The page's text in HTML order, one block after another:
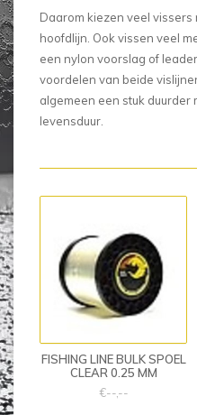
Daarom kiezen veel
hoofdlijn. Ook vissen veel
een nylon voorslag of
voordelen van beide
algemeen een stuk
levensduur.
FISHING LINE BULK SPOEL
CLEAR 0.25 MM
€--,--